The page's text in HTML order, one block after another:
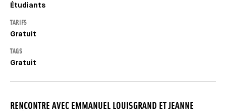
Étudiants
TARIFS
Gratuit
TAGS
Gratuit
RENCONTRE AVEC EMMANUEL LOUISGRAND ET JEANNE